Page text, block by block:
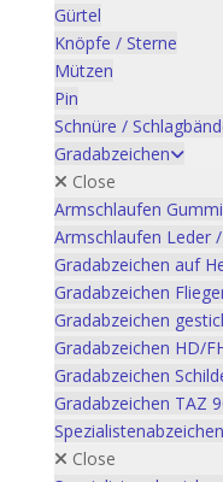
Gürtel
Knöpfe / Sterne
Mützen
Pin
Schnüre /
Gradabzeichen
Close
Armschlaufen Gummi
Armschlaufen Leder
Gradabzeichen auf
Gradabzeichen
Gradabzeichen
Gradabzeichen HD/
Gradabzeichen
Gradabzeichen TAZ
Spezialistenabzeichen
Close